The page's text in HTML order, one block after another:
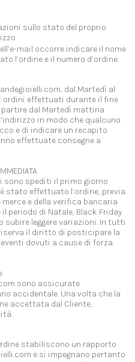
sullo stato del proprio
mail occorre indicare il nome
l’ordine e il numero d’ordine.
dal Martedì al
ordini effettuati durante il fine
dal Martedì mattina
in modo che qualcuno
e di indicare un recapito
effettuate consegne a
spediti il primo giorno
stato effettuato l’ordine, previa
e della verifica bancaria
periodo di Natale, Black Friday
subire leggere variazioni. In tutti
il diritto di posticipare la
dovuti a cause di forza
sono assicurate
accidentale. Una volta che la
accettata dal Cliente,
stabiliscono un rapporto
e si impegnano pertanto